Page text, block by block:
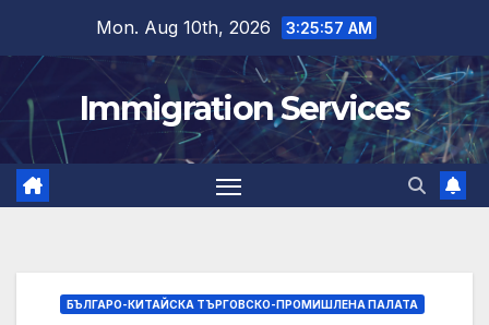
content
Mon. Aug 10th, 2026 3:25:58 AM
Immigration Services
БЪЛГАРО-КИТАЙСКА ТЪРГОВСКО-ПРОМИШЛЕНА ПАЛАТА